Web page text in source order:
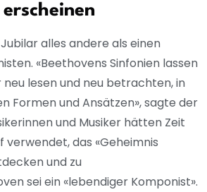
alles andere als einen
«Beethovens Sinfonien lassen
lesen und neu betrachten, in
Formen und Ansätzen», sagte der
und Musiker hätten Zeit
verwendet, das «Geheimnis
und zu
sei ein «lebendiger Komponist».